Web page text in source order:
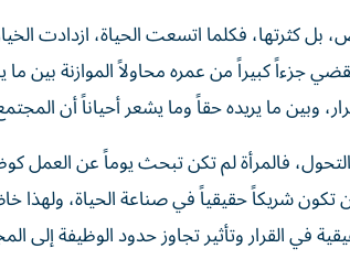
بل كثرتها، فكلما اتسعت الحياة، ازدادت
جزءاً كبيراً من عمره محاولاً الموازنة بين
وبين ما يريده حقاً وما يشعر أحياناً أن
فالمرأة لم تكن تبحث يوماً عن
تكون شريكاً حقيقياً في صناعة الحياة،
في القرار وتأثير تجاوز حدود الوظيفة إلى